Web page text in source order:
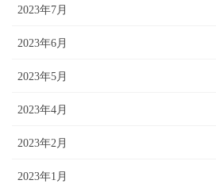
2023年7月
2023年6月
2023年5月
2023年4月
2023年2月
2023年1月